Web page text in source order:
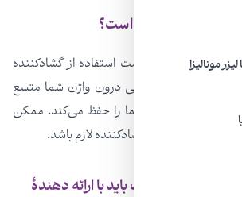
مونالیزا
واژن، ضروری است؟
بهداشتی ممکن است استفاده از گشادکننده
این دستگاه به آرامی درون واژن شما متسع
عمق و کالیبر واژن شما را حفظ می‌کند. ممکن
استفاده از گشادکننده لازم باشد.
درچه صورت باید با ارائه دهندۀ